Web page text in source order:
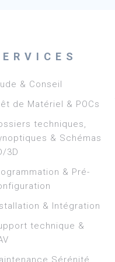
& Conseil
de Matériel & POCs
techniques,
& Schémas
3D
& Pré-
& Intégration
technique &
Sérénité